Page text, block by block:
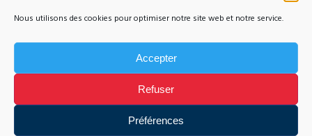
Nous utilisons des cookies pour optimiser notre site web et notre service.
Accepter
Refuser
Préférences
Brochures and fees
Legal notice
Photo credits : Alpes Photo